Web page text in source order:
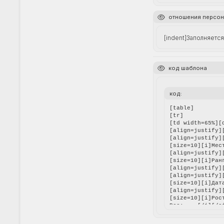
отношения
код шаблона
код:
[table]
[tr]
[td
Вес: ...[/i][/size][/